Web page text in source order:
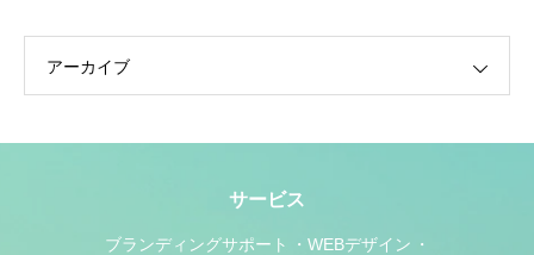
アーカイブ
サービス
ブランディングサポート
WEBデザイン